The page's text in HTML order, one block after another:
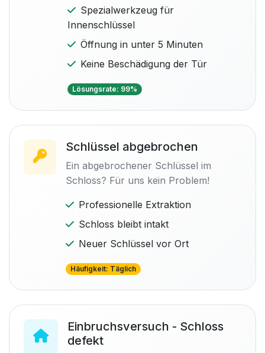
Spezialwerkzeug für
Innenschlüssel
Öffnung in unter 5 Minuten
Keine Beschädigung der Tür
Lösungsrate: 99%
Schlüssel abgebrochen
Ein abgebrochener Schlüssel im
Schloss? Für uns kein Problem!
Professionelle Extraktion
Schloss bleibt intakt
Neuer Schlüssel vor Ort
Häufigkeit: Täglich
Einbruchsversuch - Schloss
defekt